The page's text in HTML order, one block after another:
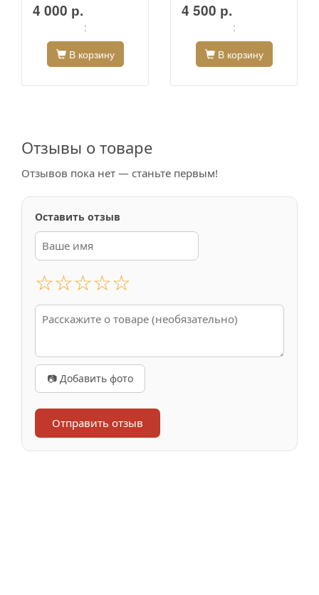
4 000 р.
:
В корзину
4 500 р.
:
В корзину
Отзывы о товаре
Отзывов пока нет — станьте первым!
Оставить отзыв
☆☆☆☆☆
📷 Добавить фото
Отправить отзыв